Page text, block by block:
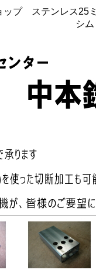
ョップ ステンレ
シ